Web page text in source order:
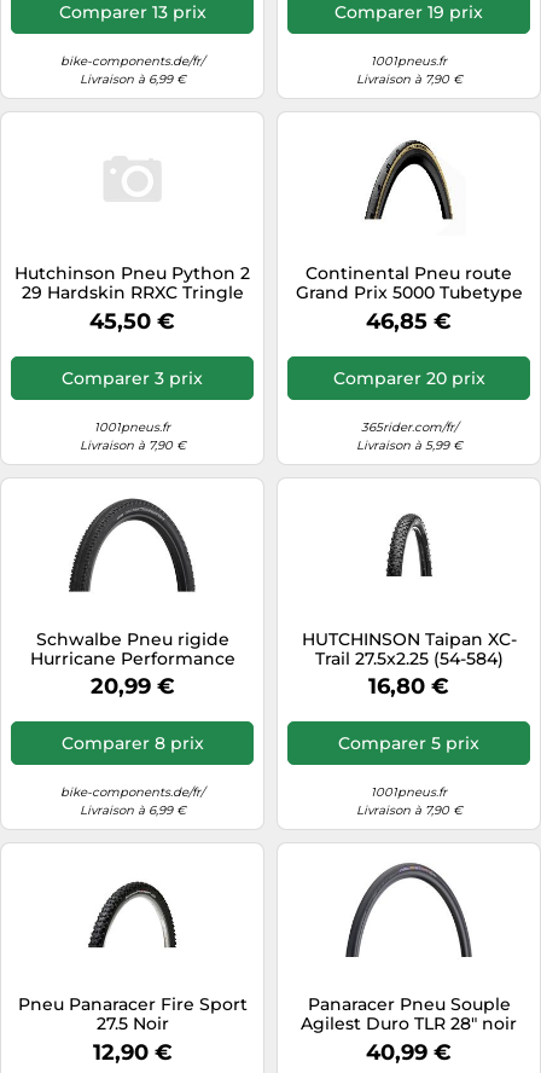
Comparer 13 prix
bike-components.de/fr/
Livraison à 6,99 €
Comparer 19 prix
1001pneus.fr
Livraison à 7,90 €
Hutchinson Pneu Python 2
29 Hardskin RRXC Tringle
souple TL Ready
45,50 €
Comparer 3 prix
1001pneus.fr
Livraison à 7,90 €
Continental Pneu route
Grand Prix 5000 Tubetype
souple Vectran Breaker
BlackChili 700x28 flancs
46,85 €
Comparer 20 prix
365rider.com/fr/
Livraison à 5,99 €
Schwalbe Pneu rigide
Hurricane Performance
ADDIX 27,5" 27,5x2,25 noir
2019
20,99 €
Comparer 8 prix
bike-components.de/fr/
Livraison à 6,99 €
HUTCHINSON Taipan XC-
Trail 27.5x2.25 (54-584)
16,80 €
Comparer 5 prix
1001pneus.fr
Livraison à 7,90 €
Pneu Panaracer Fire Sport
27.5 Noir
12,90 €
Panaracer Pneu Souple
Agilest Duro TLR 28" noir
40,99 €